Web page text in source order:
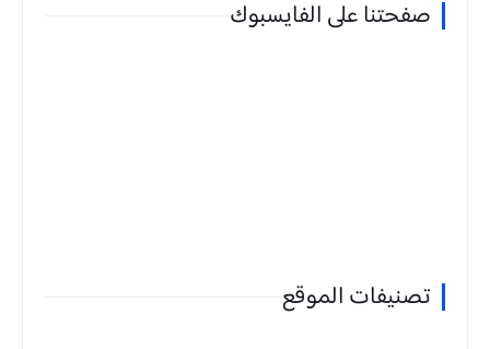
صفحتنا على الفايسبوك
تصنيفات الموقع